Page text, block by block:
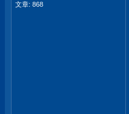
文章: 868